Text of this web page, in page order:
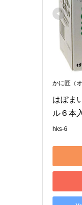
かに匠（
はぼま
ル６本
hks-6